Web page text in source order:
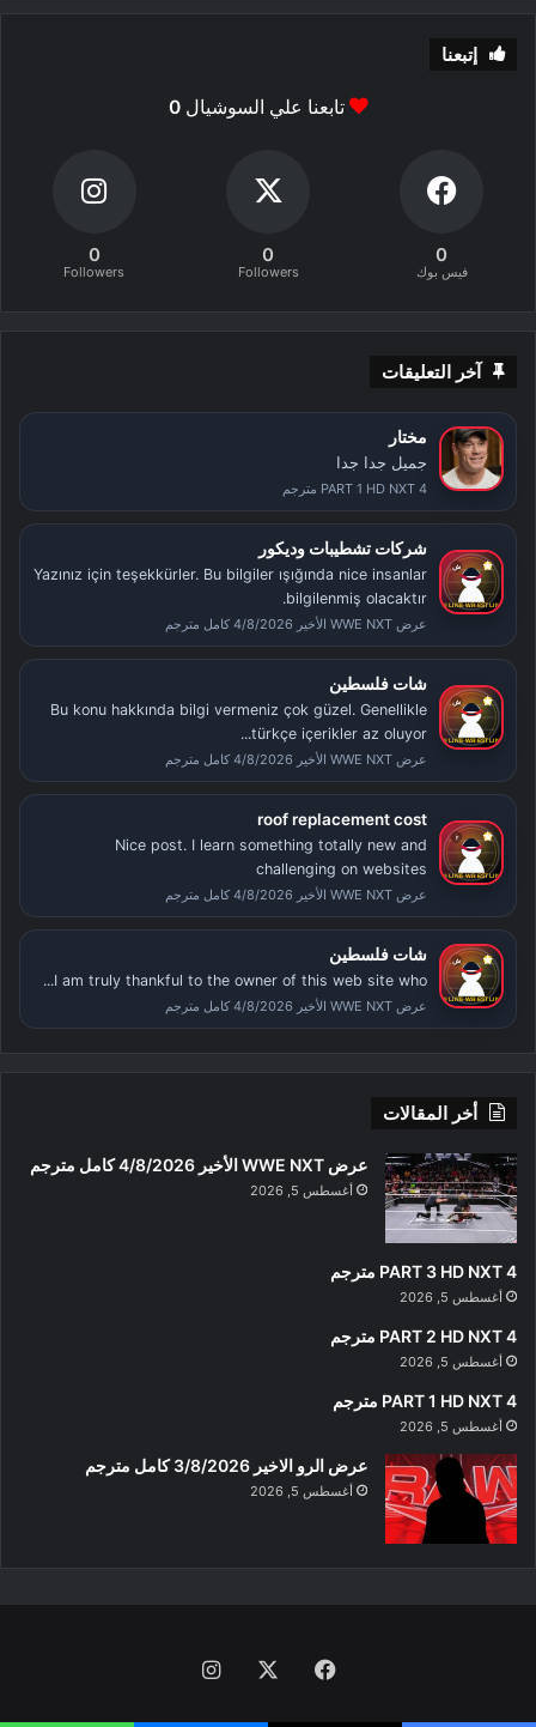
إتبعنا
تابعنا علي السوشيال0
0
فيس بوك
0
Followers
0
Followers
آخر التعليقات
مختار
جميل جدا جدا
PART 1 HD NXT 4 مترجم
شركات تشطيبات وديكور
Yazınız için teşekkürler. Bu bilgiler ışığında nice insanlar
bilgilenmiş olacaktır.
عرض WWE NXT الأخير 4/8/2026 كامل مترجم
شات فلسطين
Bu konu hakkında bilgi vermeniz çok güzel. Genellikle
türkçe içerikler az oluyor...
عرض WWE NXT الأخير 4/8/2026 كامل مترجم
roof replacement cost
Nice post. I learn something totally new and
challenging on websites
عرض WWE NXT الأخير 4/8/2026 كامل مترجم
شات فلسطين
I am truly thankful to the owner of this web site who...
عرض WWE NXT الأخير 4/8/2026 كامل مترجم
أخر المقالات
عرض WWE NXT الأخير 4/8/2026 كامل مترجم
أغسطس 5, 2026
PART 3 HD NXT 4 مترجم
أغسطس 5, 2026
PART 2 HD NXT 4 مترجم
أغسطس 5, 2026
PART 1 HD NXT 4 مترجم
أغسطس 5, 2026
عرض الرو الاخير 3/8/2026 كامل مترجم
أغسطس 5, 2026
فيسبوك